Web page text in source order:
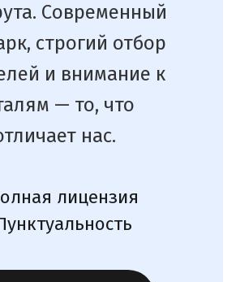
Современный
строгий отбор
и внимание к
— то, что
нас.
лицензия